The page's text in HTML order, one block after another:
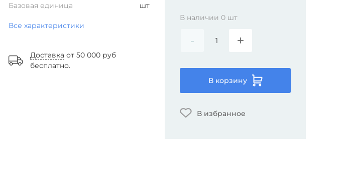
Базовая единица шт
Все характеристики
Доставка от 50 000 руб
бесплатно.
В наличии 0 шт
- +
В корзину
В избранное